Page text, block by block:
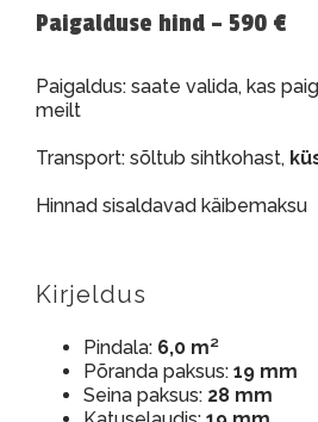
Paigalduse hind – 590 €
Paigaldus: saate valida, kas
meilt
Transport: sõltub sihtkohast,
Hinnad sisaldavad käibemaksu
Kirjeldus
Pindala: 6,0 m²
Põranda paksus: 19 mm
Seina paksus: 28 mm